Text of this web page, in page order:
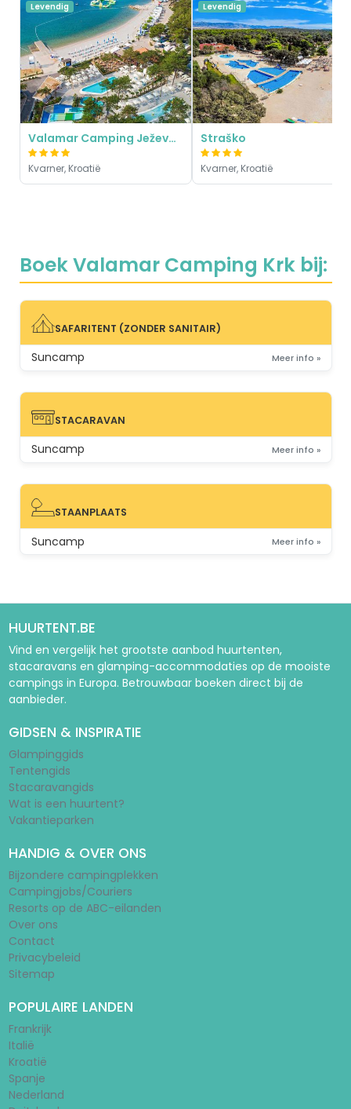
Boek Valamar Camping Krk bij:
SAFARITENT (ZONDER SANITAIR)
SAFARITENT (ZONDER SANITAIR)
Suncamp Meer info »
STACARAVAN
STACARAVAN
Suncamp Meer info »
STAANPLAATS
STAANPLAATS
Suncamp Meer info »
Levendig
Valamar Camping Ježevac
Kvarner, Kroatië
Levendig
Straško
Kvarner, Kroatië
HUURTENT.BE
Vind en vergelijk het grootste aanbod huurtenten,
stacaravans en glamping-accommodaties op de mooiste
campings in Europa. Betrouwbaar boeken direct bij de
aanbieder.
GIDSEN & INSPIRATIE
Glampinggids
Tentengids
Stacaravangids
Wat is een huurtent?
Vakantieparken
HANDIG & OVER ONS
Bijzondere campingplekken
Campingjobs/Couriers
Resorts op de ABC-eilanden
Over ons
Contact
Privacybeleid
Sitemap
POPULAIRE LANDEN
Frankrijk
Italië
Kroatië
Spanje
Nederland